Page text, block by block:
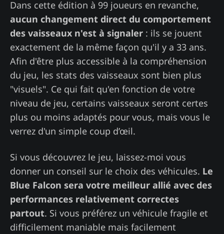
Dans cette édition à 99 joueurs en revanche,
aucun changement direct du comportement
des vaisseaux n'est à signaler : ils se jouent
exactement de la même façon qu'il y a 33 ans.
Afin d'être plus accessible à la compréhension
du jeu, les stats des vaisseaux sont bien plus
"visuels". Ce qui fait qu'en fonction de votre
niveau de jeu, certains vaisseaux seront certes
plus ou moins adaptés pour vous, mais vous le
verrez d'un simple coup d’œil.
Si vous découvrez le jeu, laissez-moi vous
donner un conseil sur le choix des véhicules. Le
Blue Falcon sera votre meilleur allié avec des
performances relativement correctes
partout. Si vous préférez un véhicule fragile et
difficilement maniable mais facilement